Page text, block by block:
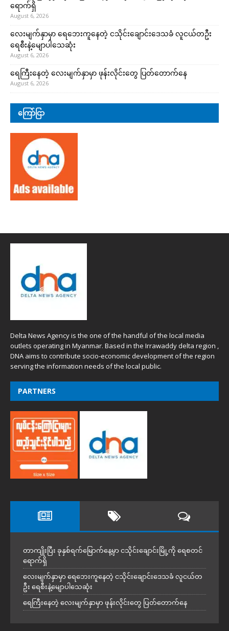
ရောက်ရှိ
August 6, 2026
လေးမျက်နှာမှာ ရေဘေးကူနေတဲ့ ငသိုင်းချောင်းဒေသခံ လူငယ်တဦး
ရေစီးနဲ့မျောပါသေဆုံး
August 6, 2026
ရေကြီးနေတဲ့ လေးမျက်နှာမှာ ဖုန်းလိုင်းတွေ ပြတ်တောက်နေ
August 6, 2026
ကြော်ငြာ
Delta News Agency is the one of the handful of the local media
outlets operating in Myanmar. Based in the Irrawaddy delta region ,
DNA aims to contribute socio-economic development of the region
serving the information needs of the local public.
PARTNERS
တာကျိုးပြီး ခုနှစ်ရက်မြောက်နေ့မှာ ငသိုင်းချောင်းမြို့ကို ရေစတင်
ရောက်ရှိ
လေးမျက်နှာမှာ ရေဘေးကူနေတဲ့ ငသိုင်းချောင်းဒေသခံ လူငယ်တ
ဦး ရေစီးနဲ့မျောပါသေဆုံး
ရေကြီးနေတဲ့ လေးမျက်နှာမှာ ဖုန်းလိုင်းတွေ ပြတ်တောက်နေ